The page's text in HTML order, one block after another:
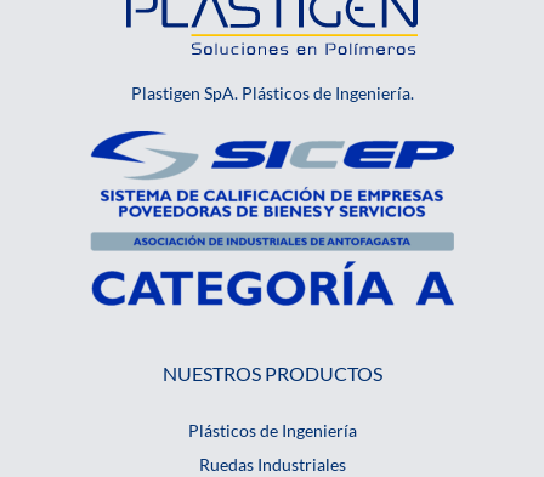
Plastigen SpA. Plásticos de Ingeniería.
NUESTROS PRODUCTOS
Plásticos de Ingeniería
Ruedas Industriales